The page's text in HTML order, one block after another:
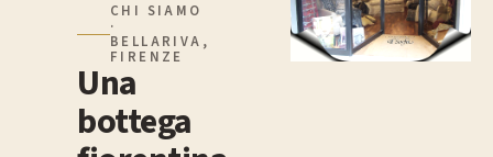
CHI SIAMO
·
BELLARIVA,
FIRENZE
Una
bottega